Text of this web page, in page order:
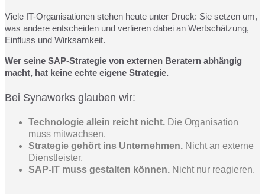
Viele IT-Organisationen stehen heute unter Druck: Sie setzen um,
was andere entscheiden und verlieren dabei an Wertschätzung,
Einfluss und Wirksamkeit.
Wer seine SAP-Strategie von externen Beratern abhängig
macht, hat keine echte eigene Strategie.
Bei Synaworks glauben wir:
Technologie allein reicht nicht. Die Organisation
muss mitwachsen.
Strategie gehört ins Unternehmen. Nicht an externe
Dienstleister.
SAP-IT muss gestalten können. Nicht nur reagieren.